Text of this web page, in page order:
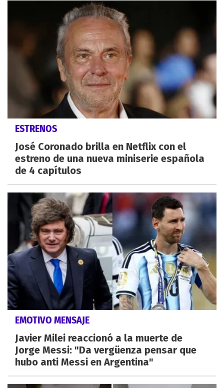
ESTRENOS
José Coronado brilla en Netflix con el
estreno de una nueva miniserie española
de 4 capítulos
EMOTIVO MENSAJE
Javier Milei reaccionó a la muerte de
Jorge Messi: "Da vergüenza pensar que
hubo anti Messi en Argentina"